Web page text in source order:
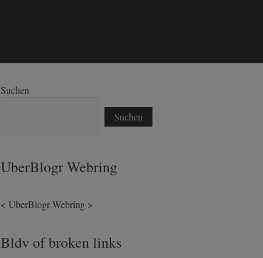
Suchen
Suchen
UberBlogr Webring
< UberBlogr Webring >
Bldv of broken links